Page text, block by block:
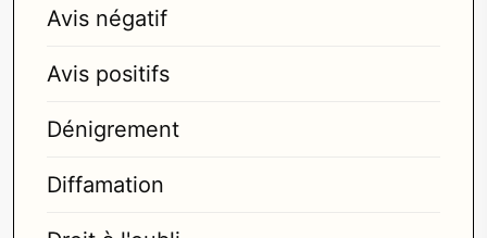
Avis négatif
Avis positifs
Dénigrement
Diffamation